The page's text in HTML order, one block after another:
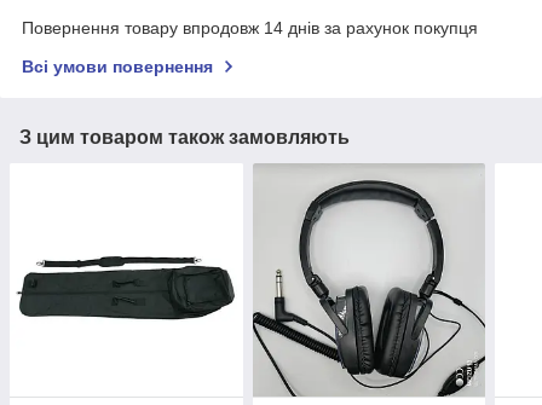
Повернення товару впродовж 14 днів за рахунок покупця
Всі умови повернення
З цим товаром також замовляють